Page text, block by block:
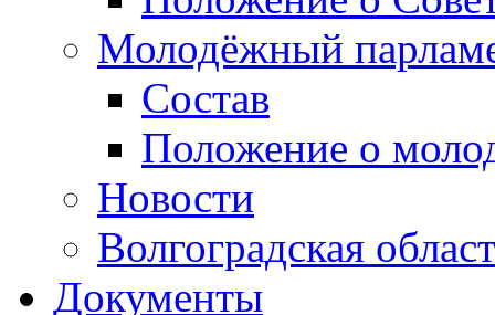
Молодёжный
Состав
Положение о
Новости
Волгоградская
Документы